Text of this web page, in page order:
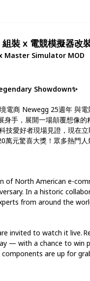
裝 x 電競模擬器改
Master Simulator MOD
Showdown✨
電商 Newegg 25週年 與
身手，展開一場顛覆想像
技愛好者現場見證，現在
元驚喜大獎！眾多熱門人
of North American e-
In a historic
from around the
invited to watch it live.
— with a chance to win
components are up for